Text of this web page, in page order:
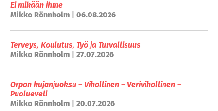
Ei mikään ihme
Mikko Rönnholm | 06.08.2026
Terveys, Koulutus, Työ ja Turvallisuus
Mikko Rönnholm | 27.07.2026
Orpon kujanjuoksu – Vihollinen – Verivihollinen –
Puolueveli
Mikko Rönnholm | 20.07.2026